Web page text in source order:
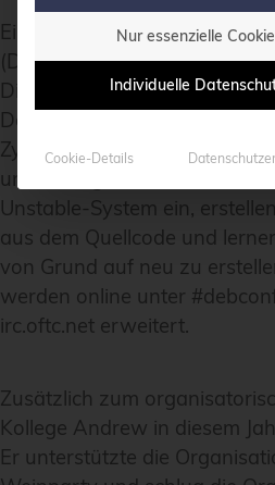
Einführung in die Erstellung
(Debian-Paketierung):
Diese Sitzung befasst sich
Debian-Paketierung und dem
Zyklus, einschließlich der
und testing. Die Teilnehmer
Unstable-System ein,
aus dem Quellcode und
von Grund auf neu zu
werden online unter
irc.oftc.net erweitert.
Zusätzlich zum
Kollege Andrew in diesem
Er unterstützte die
Nur essenzielle
Individuelle
Cookie-Details